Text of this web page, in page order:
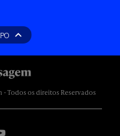
- Todos os direitos Reservados